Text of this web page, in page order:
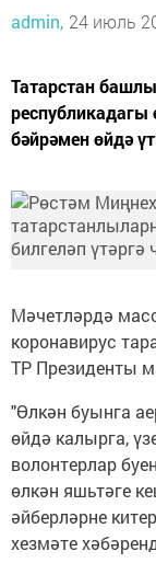
admin, 24 июль
Татарстан
республикадагы
бәйрәмен өйдә
Мәчетләрдә
коронавирус
ТР Президенты
"Өлкән буынга
өйдә калырга,
волонтерлар
өлкән яшьтәге
әйберләрне
хезмәте